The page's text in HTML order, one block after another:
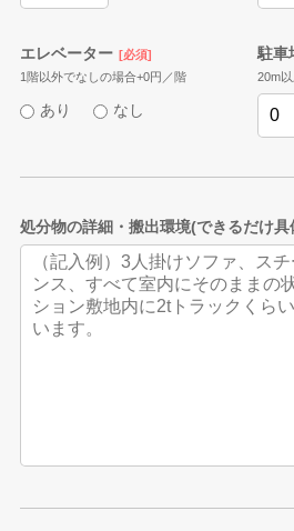
エレベーター [必須]
1階以外でなしの場合+0円／階
あり なし
駐車
20m
処分物の詳細・搬出環境(できるだけ具